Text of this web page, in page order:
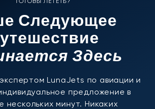
Следующее
Здесь
LunaJets по авиации и
предложение в
нескольких минут. Никаких